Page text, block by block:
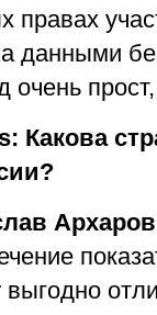
правах
данными
очень
Какова